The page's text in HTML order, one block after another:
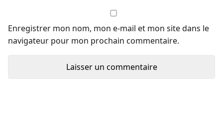
Enregistrer mon nom, mon e-mail et mon site dans le
navigateur pour mon prochain commentaire.